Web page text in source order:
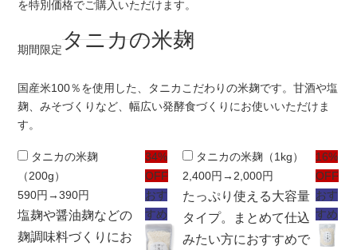
を特別価格でご購入いただけます。
期間限定タニカの米麹
国産米100％を使用した、タニカこだわりの米麹です。甘酒や塩
麹、みそづくりなど、幅広い発酵食づくりにお使いいただけま
す。
タニカの米麹
（200g）
590円 →390円
塩麹や醤油麹などの
麹調味料づくりにお
34%
OFF
おす
すめ
タニカの米麹（1kg）
2,400円 →2,000円
たっぷり使える大容量
タイプ。まとめて仕込
みたい方におすすめで
16%
OFF
おす
すめ